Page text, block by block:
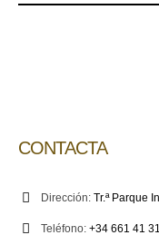
CONTACTA
Dirección: Tr.ª Parque
Teléfono: +34 661 41